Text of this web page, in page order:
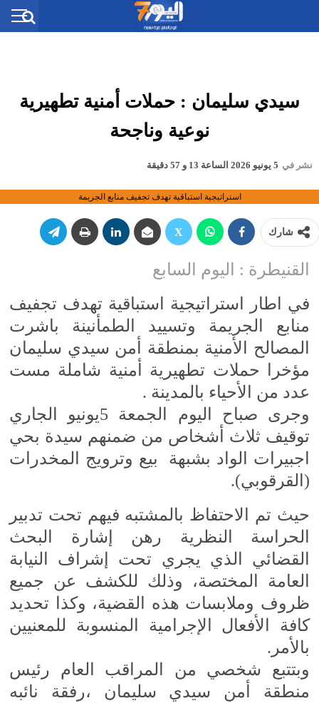
سيدي سليمان : حملات أمنية تطهيرية
نوعية وناجحة
نشر في 5 يونيو 2026 الساعة 13 و 57 دقيقة
استراتيجية استباقية تهدف تجفيف منابع الجريمة
شارك
القنيطرة : اليوم السابع
في اطار استراتيجية استباقية تهدف تجفيف
منابع الجريمة وتسييد الطمأنينة باشرت
المصالح الأمنية بمنطقة أمن سيدي سليمان
مؤخرا حملات تطهيرية أمنية شاملة مست
عدد من الأحياء بالمدينة .
وجرى صباح اليوم الجمعة 5يونيو الجاري
توقيف ثلاث أشخاص من ضمنهم سيدة بحي
اجبيرات الواد بشبهة بيع وترويج المخدرات
(القرقوبي).
حيث تم الاحتفاظ بالمشتبه فيهم تحت تدبير
الحراسة النظرية رهن إشارة البحث
القضائي الذي يجري تحت إشراف النيابة
العامة المختصة، وذلك للكشف عن جميع
ظروف وملابسات هذه القضية، وكذا تحديد
كافة الأفعال الإجرامية المنسوبة للمعنيين
بالأمر.
وبتتبع شخصي من المراقب العام رئيس
منطقة أمن سيدي سليمان ،رفقة نائبه